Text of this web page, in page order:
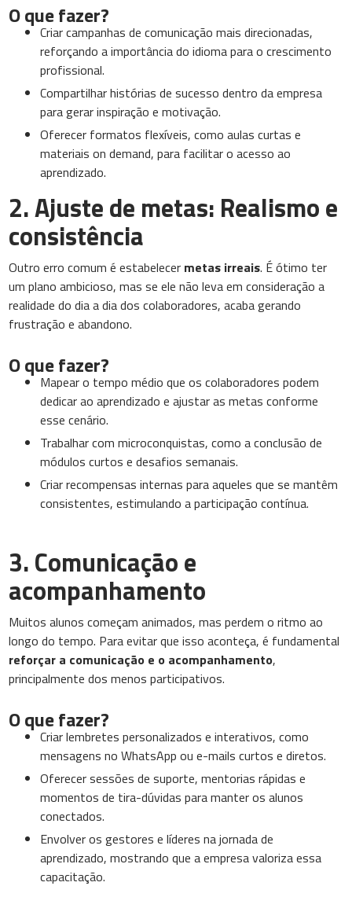
O que fazer?
Criar campanhas de comunicação mais direcionadas,
reforçando a importância do idioma para o crescimento
profissional.
Compartilhar histórias de sucesso dentro da empresa
para gerar inspiração e motivação.
Oferecer formatos flexíveis, como aulas curtas e
materiais on demand, para facilitar o acesso ao
aprendizado.
2. Ajuste de metas: Realismo e
consistência
Outro erro comum é estabelecer metas irreais. É ótimo ter
um plano ambicioso, mas se ele não leva em consideração a
realidade do dia a dia dos colaboradores, acaba gerando
frustração e abandono.
O que fazer?
Mapear o tempo médio que os colaboradores podem
dedicar ao aprendizado e ajustar as metas conforme
esse cenário.
Trabalhar com microconquistas, como a conclusão de
módulos curtos e desafios semanais.
Criar recompensas internas para aqueles que se mantêm
consistentes, estimulando a participação contínua.
3. Comunicação e
acompanhamento
Muitos alunos começam animados, mas perdem o ritmo ao
longo do tempo. Para evitar que isso aconteça, é fundamental
reforçar a comunicação e o acompanhamento,
principalmente dos menos participativos.
O que fazer?
Criar lembretes personalizados e interativos, como
mensagens no WhatsApp ou e-mails curtos e diretos.
Oferecer sessões de suporte, mentorias rápidas e
momentos de tira-dúvidas para manter os alunos
conectados.
Envolver os gestores e líderes na jornada de
aprendizado, mostrando que a empresa valoriza essa
capacitação.